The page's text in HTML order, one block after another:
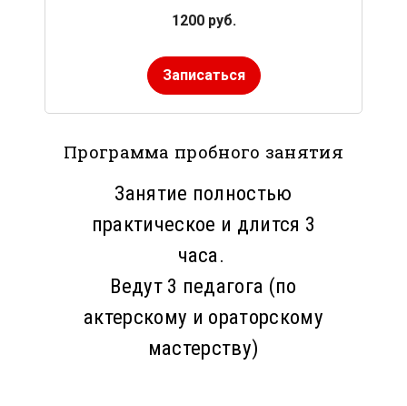
1200 руб.
Записаться
Программа пробного занятия
Занятие полностью
практическое и длится 3
часа.
Ведут 3 педагога (по
актерскому и ораторскому
мастерству)